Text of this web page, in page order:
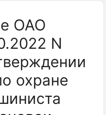
ОАО
N
охране